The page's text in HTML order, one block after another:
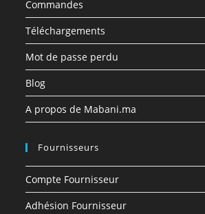
Commandes
Téléchargements
Mot de passe perdu
Blog
A propos de Mabani.ma
Fournisseurs
Compte Fournisseur
Adhésion Fournisseur